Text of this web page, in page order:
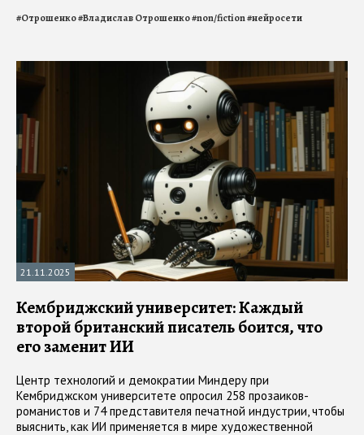
#Отрошенко#Владислав Отрошенко#non/fiction#нейросети
21.11.2025
Кембриджский университет: Каждый
второй британский писатель боится, что
его заменит ИИ
Центр технологий и демократии Миндеру при
Кембриджском университете опросил 258 прозаиков-
романистов и 74 представителя печатной индустрии, чтобы
выяснить, как ИИ применяется в мире художественной